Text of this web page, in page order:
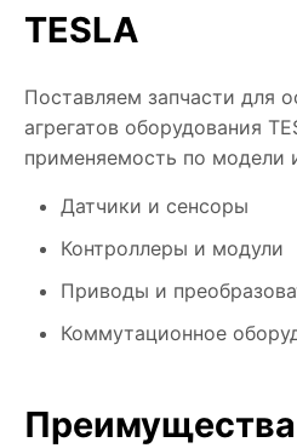
TESLA
Поставляем запчасти для
агрегатов оборудования
применяемость по модели
Датчики и сенсоры
Контроллеры и модули
Приводы и
Коммутационное